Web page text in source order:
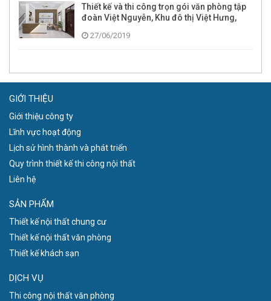
Thiết kế và thi công trọn gói văn phòng tập
đoàn Việt Nguyễn, Khu đô thị Việt Hưng,
27/06/2019
GIỚI THIỆU
Giới thiệu công ty
Lĩnh vực hoạt động
Lịch sử hình thành và phát triển
Quy trình thiết kế thi công nội thất
Liên hệ
SẢN PHẨM
Thiết kế nội thất chung cư
Thiết kế nội thất văn phòng
Thiết kế khách sạn
DỊCH VỤ
Thi công nội thất văn phòng